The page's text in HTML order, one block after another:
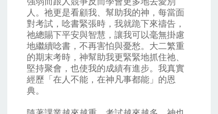
人。祂更是看顧我、幫助我的神，每當面
對考試，唸書緊張時，我就跪下來禱告，
祂總賜下平安與智慧，讓我可以毫無掛慮
地繼續唸書，不再害怕與憂愁。大二繁重
的期末考時，神幫助我更緊緊地抓住祂、
堅持聚會，也使我的成績有進步。我真實
經歷「在人不能，在神凡事都能」的恩
典。